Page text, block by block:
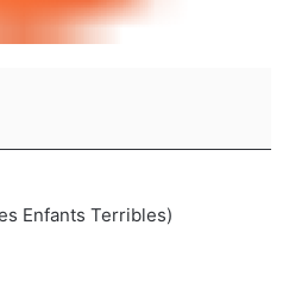
Enfants Terribles)